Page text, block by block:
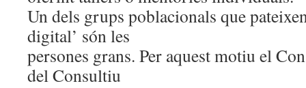
Un dels grups poblacionals que
digital’ són les
persones grans. Per aquest motiu el
del Consultiu